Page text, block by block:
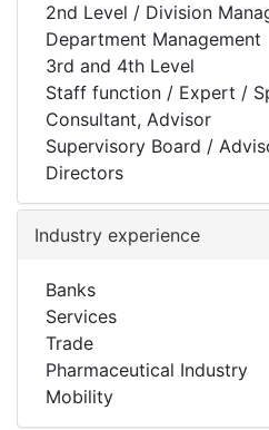
2nd Level / Division
Department Management
3rd and 4th Level
Staff function / Expert /
Consultant, Advisor
Supervisory Board /
Directors
Industry experience
Banks
Services
Trade
Pharmaceutical Industry
Mobility